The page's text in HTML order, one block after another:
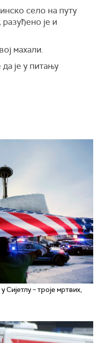
село на путу
је и
махали.
је у питању
– троје мртвих,